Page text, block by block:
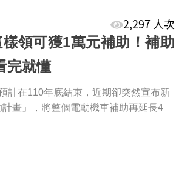
2,297 人次
領可獲1萬元補助！補助
完就懂
計在110年底結束，近期卻突然宣布新
畫」，將整個電動機車補助再延長4